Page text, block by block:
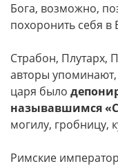
Бога, возможно,
похоронить себя в
Страбон, Плутарх,
авторы
царя было
называвшимся
могилу, гробницу,
Римские